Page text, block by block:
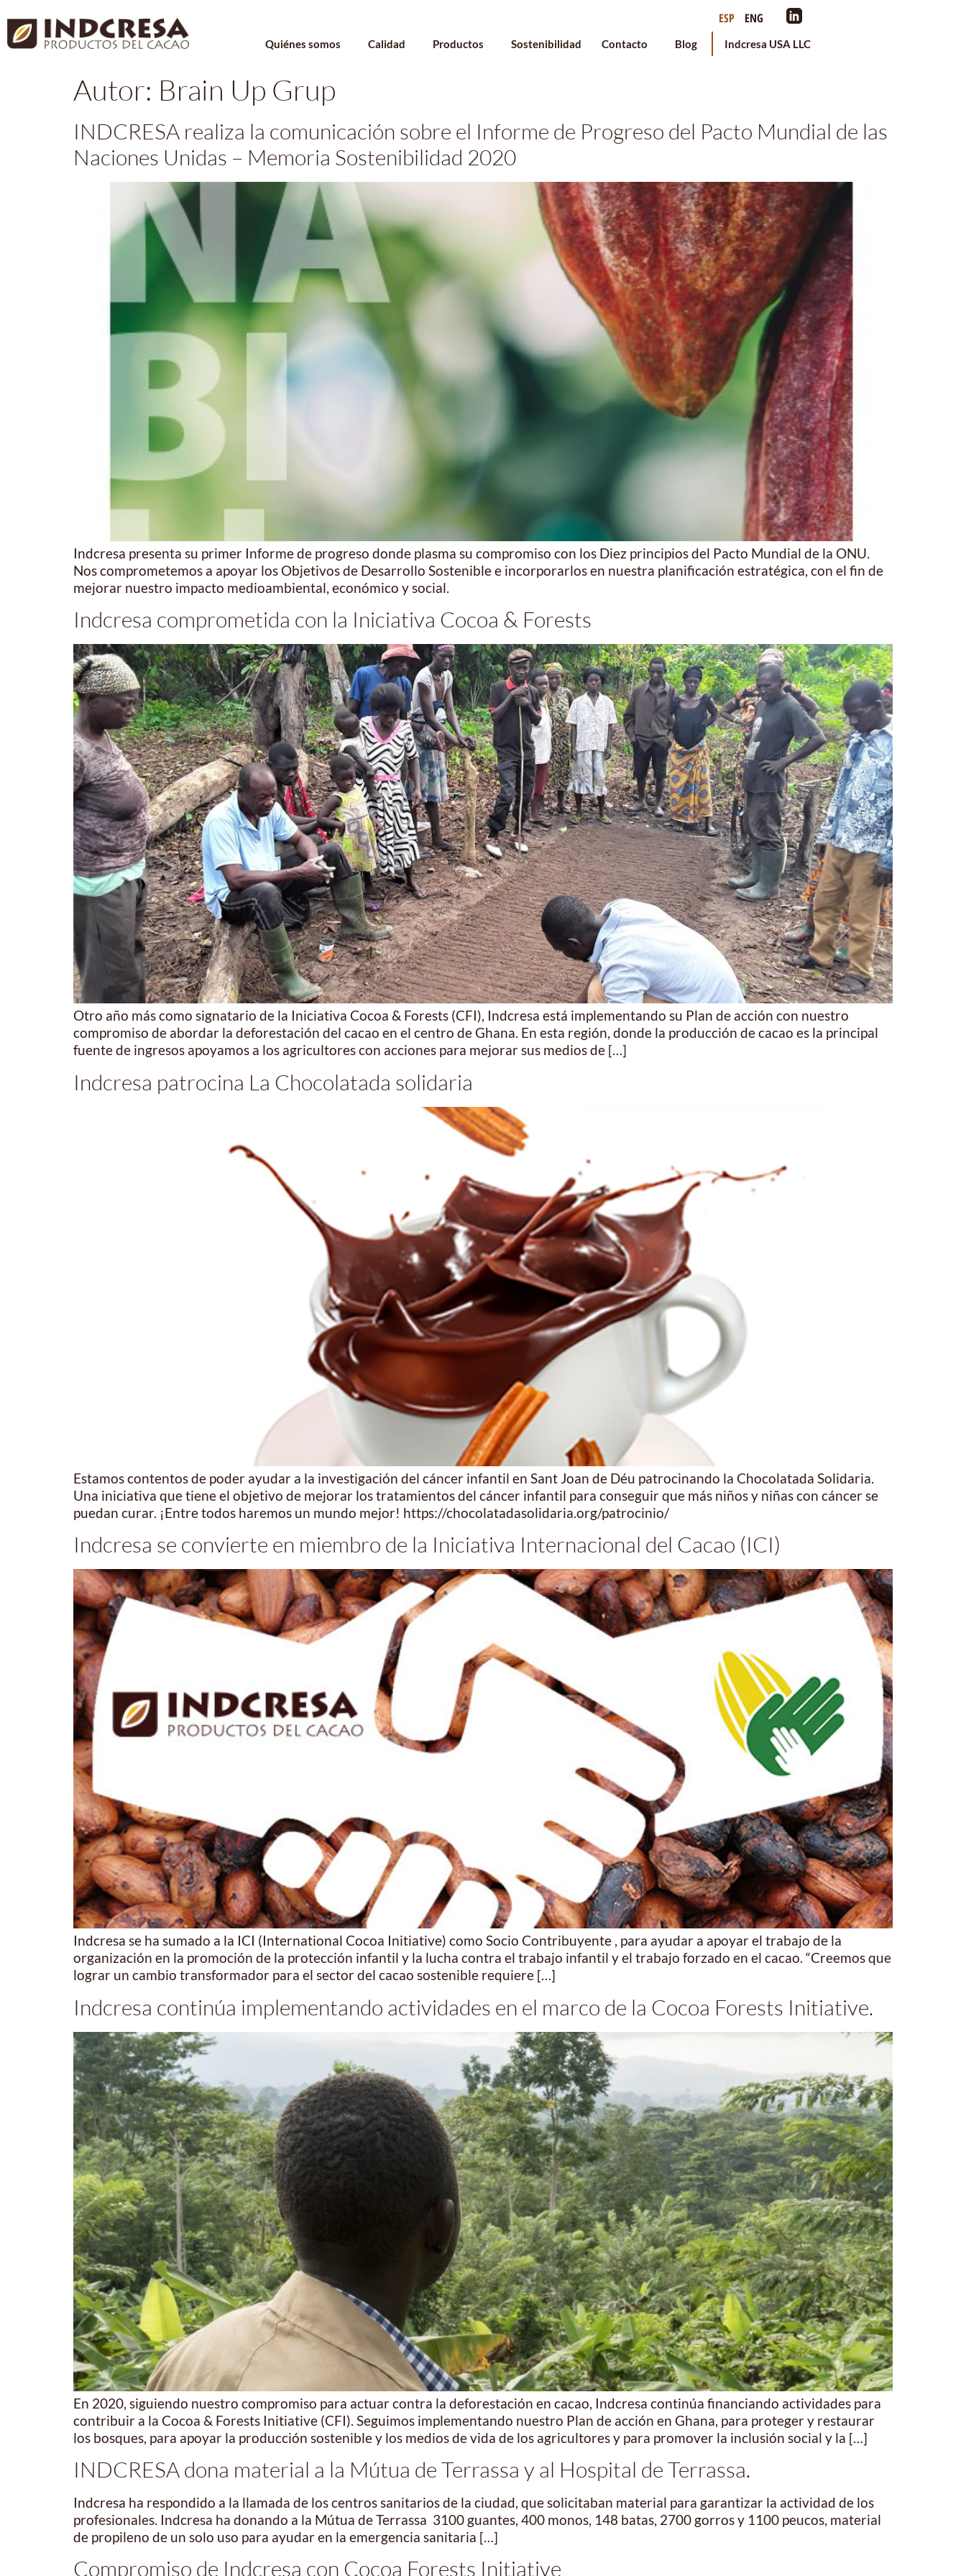
ESP ENG
Quiénes somos Calidad Productos Sostenibilidad Contacto Blog Indcresa USA LLC
Autor: Brain Up Grup
INDCRESA realiza la comunicación sobre el Informe de Progreso del Pacto Mundial de las
Naciones Unidas – Memoria Sostenibilidad 2020
Indcresa presenta su primer Informe de progreso donde plasma su compromiso con los Diez principios del Pacto Mundial de la ONU.
Nos comprometemos a apoyar los Objetivos de Desarrollo Sostenible e incorporarlos en nuestra planificación estratégica, con el fin de
mejorar nuestro impacto medioambiental, económico y social.
Indcresa comprometida con la Iniciativa Cocoa & Forests
Otro año más como signatario de la Iniciativa Cocoa & Forests (CFI), Indcresa está implementando su Plan de acción con nuestro
compromiso de abordar la deforestación del cacao en el centro de Ghana. En esta región, donde la producción de cacao es la principal
fuente de ingresos apoyamos a los agricultores con acciones para mejorar sus medios de […]
Indcresa patrocina La Chocolatada solidaria
Estamos contentos de poder ayudar a la investigación del cáncer infantil en Sant Joan de Déu patrocinando la Chocolatada Solidaria.
Una iniciativa que tiene el objetivo de mejorar los tratamientos del cáncer infantil para conseguir que más niños y niñas con cáncer se
puedan curar. ¡Entre todos haremos un mundo mejor! https://chocolatadasolidaria.org/patrocinio/
Indcresa se convierte en miembro de la Iniciativa Internacional del Cacao (ICI)
Indcresa se ha sumado a la ICI (International Cocoa Initiative) como Socio Contribuyente , para ayudar a apoyar el trabajo de la
organización en la promoción de la protección infantil y la lucha contra el trabajo infantil y el trabajo forzado en el cacao. “Creemos que
lograr un cambio transformador para el sector del cacao sostenible requiere […]
Indcresa continúa implementando actividades en el marco de la Cocoa Forests Initiative.
En 2020, siguiendo nuestro compromiso para actuar contra la deforestación en cacao, Indcresa continúa financiando actividades para
contribuir a la Cocoa & Forests Initiative (CFI). Seguimos implementando nuestro Plan de acción en Ghana, para proteger y restaurar
los bosques, para apoyar la producción sostenible y los medios de vida de los agricultores y para promover la inclusión social y la […]
INDCRESA dona material a la Mútua de Terrassa y al Hospital de Terrassa.
Indcresa ha respondido a la llamada de los centros sanitarios de la ciudad, que solicitaban material para garantizar la actividad de los
profesionales. Indcresa ha donando a la Mútua de Terrassa 3100 guantes, 400 monos, 148 batas, 2700 gorros y 1100 peucos, material
de propileno de un solo uso para ayudar en la emergencia sanitaria […]
Compromiso de Indcresa con Cocoa Forests Initiative